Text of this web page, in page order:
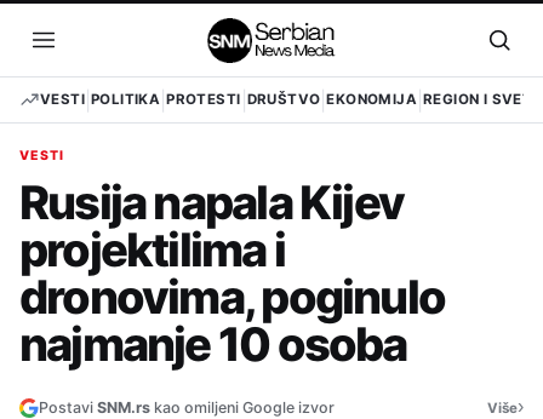
sadržaj
Otvori
meni
VESTI POLITIKA PROTESTI DRUŠTVO EKONOMIJA REGION I SVET
VESTI
Rusija napala Kijev
projektilima i
dronovima, poginulo
najmanje 10 osoba
Postavi SNM.rs kao omiljeni Google izvor Više›